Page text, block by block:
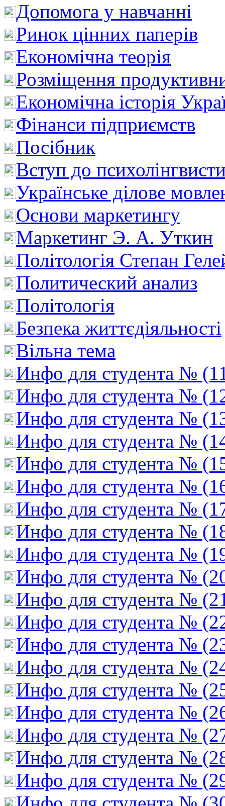
Допомога у навчанні
Ринок цінних паперів
Економічна теорія
Розміщення
Економічна історія
Фінанси підприємств
Посібник
Вступ до
Українське ділове
Основи маркетингу
Маркетинг Э. А. Уткин
Політологія Степан
Политический анализ
Політологія
Безпека життєдіяльності
Вільна тема
Инфо для студента №
Инфо для студента №
Инфо для студента №
Инфо для студента №
Инфо для студента №
Инфо для студента №
Инфо для студента №
Инфо для студента №
Инфо для студента №
Инфо для студента №
Инфо для студента №
Инфо для студента №
Инфо для студента №
Инфо для студента №
Инфо для студента №
Инфо для студента №
Инфо для студента №
Инфо для студента №
Инфо для студента №